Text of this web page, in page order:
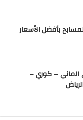
بأفضل الأسعار
– كوري –